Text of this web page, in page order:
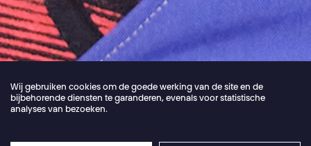
Wij gebruiken cookies om de goede werking van de site en de
bijbehorende diensten te garanderen, evenals voor statistische
analyses van bezoeken.